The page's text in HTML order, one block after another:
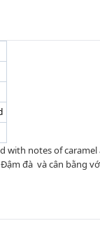
with notes of caramel
đà và cân bằng